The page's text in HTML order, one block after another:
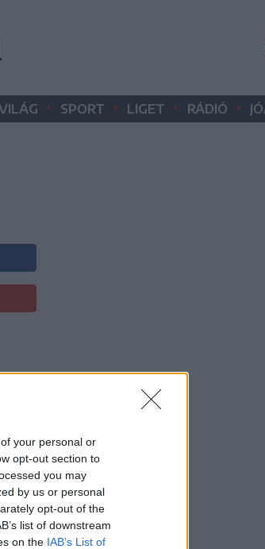
your personal or
opt-out section to
you may
by us or personal
opt-out of the
list of downstream
on the IAB’s List of
• SPORT • LIGET • RÁDIÓ •